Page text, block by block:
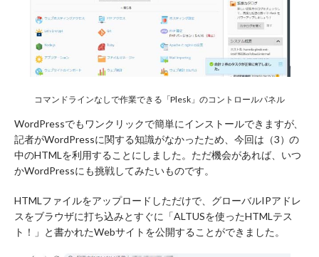
コマンドラインなしで作業できる「Plesk」のコントロールパネル
WordPressでもワンクリックで簡単にインストールできますが、
記者がWordPressに関する知識がなかったため、今回は（3）の
中のHTMLを利用することにしました。ただ機会があれば、いつ
かWordPressにも挑戦してみたいものです。
HTMLファイルをアップロードしただけで、グローバルIPアドレ
スをブラウザに打ち込みとすぐに「ALTUSを使ったHTMLテス
ト！」と書かれたWebサイトを公開することができました。